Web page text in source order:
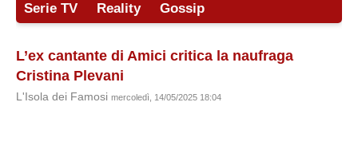
Serie TV
Reality Gossip
L’ex cantante di Amici critica la naufraga
Cristina Plevani
L'Isola dei Famosi mercoledì, 14/05/2025 18:04